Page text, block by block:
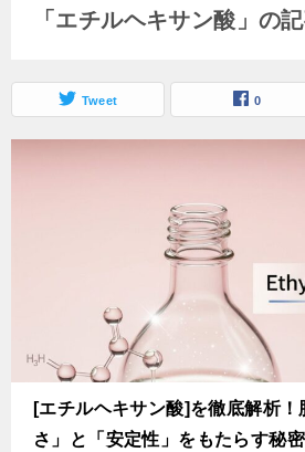
「エチルヘキサン酸」の
Tweet 0
[エチルヘキサン酸]を徹底解析
さ」と「安定性」をもたらす秘